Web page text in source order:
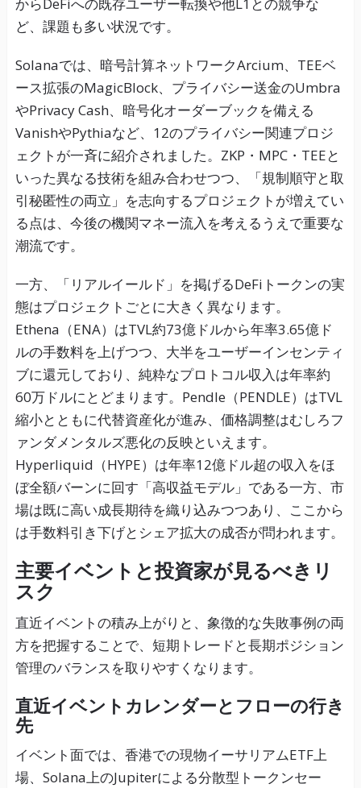
からDeFiへの既存ユーザー転換や他L1との競争な
ど、課題も多い状況です。
Solanaでは、暗号計算ネットワークArcium、TEEベ
ース拡張のMagicBlock、プライバシー送金のUmbra
やPrivacy Cash、暗号化オーダーブックを備える
VanishやPythiaなど、12のプライバシー関連プロジ
ェクトが一斉に紹介されました。ZKP・MPC・TEEと
いった異なる技術を組み合わせつつ、「規制順守と取
引秘匿性の両立」を志向するプロジェクトが増えてい
る点は、今後の機関マネー流入を考えるうえで重要な
潮流です。
一方、「リアルイールド」を掲げるDeFiトークンの実
態はプロジェクトごとに大きく異なります。
Ethena（ENA）はTVL約73億ドルから年率3.65億ド
ルの手数料を上げつつ、大半をユーザーインセンティ
ブに還元しており、純粋なプロトコル収入は年率約
60万ドルにとどまります。Pendle（PENDLE）はTVL
縮小とともに代替資産化が進み、価格調整はむしろフ
ァンダメンタルズ悪化の反映といえます。
Hyperliquid（HYPE）は年率12億ドル超の収入をほ
ぼ全額バーンに回す「高収益モデル」である一方、市
場は既に高い成長期待を織り込みつつあり、ここから
は手数料引き下げとシェア拡大の成否が問われます。
主要イベントと投資家が見るべきリ
スク
直近イベントの積み上がりと、象徴的な失敗事例の両
方を把握することで、短期トレードと長期ポジション
管理のバランスを取りやすくなります。
直近イベントカレンダーとフローの行き
先
イベント面では、香港での現物イーサリアムETF上
場、Solana上のJupiterによる分散型トークンセー